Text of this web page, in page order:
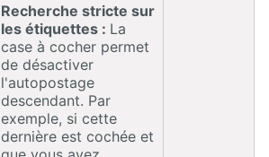
Recherche stricte sur
les étiquettes : La
case à cocher permet
de désactiver
l'autopostage
descendant. Par
exemple, si cette
dernière est cochée et